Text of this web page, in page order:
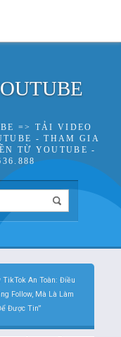
=> TẢI VIDEO
- THAM GIA
TỪ YOUTUBE -
TikTok An Toàn: Điều
Follow, Mà Là Làm
Được Tin”